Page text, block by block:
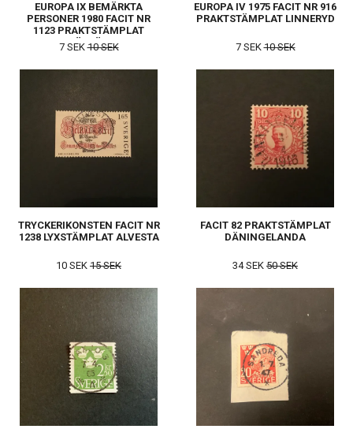
EUROPA IX BEMÄRKTA
PERSONER 1980 FACIT NR
1123 PRAKTSTÄMPLAT
VÄXJÖ 3
7 SEK10 SEK
EUROPA IV 1975 FACIT NR 916
PRAKTSTÄMPLAT LINNERYD
7 SEK10 SEK
TRYCKERIKONSTEN FACIT NR
1238 LYXSTÄMPLAT ALVESTA
10 SEK 15 SEK
FACIT 82 PRAKTSTÄMPLAT
DÄNINGELANDA
34 SEK 50 SEK